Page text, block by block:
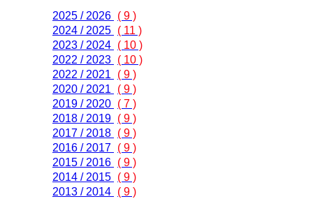
2025 / 2026 ( 9 )
2024 / 2025 ( 11 )
2023 / 2024 ( 10 )
2022 / 2023 ( 10 )
2022 / 2021
( 9 )
2020 / 2021
( 9 )
2019 / 2020 ( 7 )
2018 / 2019 ( 9 )
2017 / 2018 ( 9 )
2016 / 2017 ( 9 )
2015 / 2016 ( 9 )
2014 / 2015 ( 9 )
2013 / 2014 ( 9 )